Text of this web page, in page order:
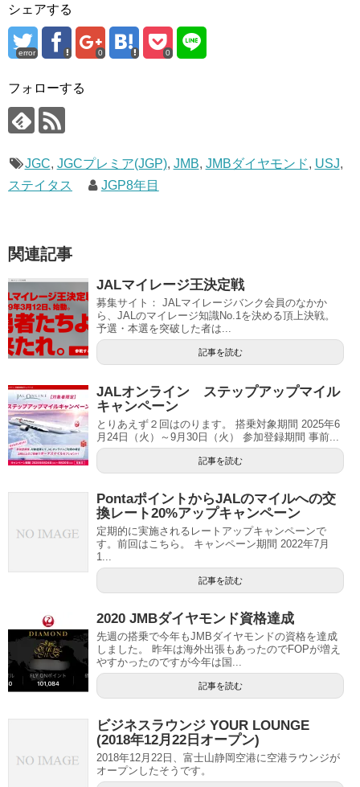
シェアする
error 0 0
フォローする
JGC, JGCプレミア(JGP), JMB, JMBダイヤモンド, USJ,
ステイタス
JGP8年目
関連記事
JALマイレージ王決定戦
募集サイト： JALマイレージバンク会員のなかか
ら、JALのマイレージ知識No.1を決める頂上決戦。
予選・本選を突破した者は...
記事を読む
JALオンライン ステップアップマイル
キャンペーン
とりあえず２回はのります。 搭乗対象期間 2025年6
月24日（火）～9月30日（火） 参加登録期間 事前...
記事を読む
PontaポイントからJALのマイルへの交
換レート20%アップキャンペーン
定期的に実施されるレートアップキャンペーンで
す。前回はこちら。 キャンペーン期間 2022年7月
1...
記事を読む
2020 JMBダイヤモンド資格達成
先週の搭乗で今年もJMBダイヤモンドの資格を達成
しました。 昨年は海外出張もあったのでFOPが増え
やすかったのですが今年は国...
記事を読む
ビジネスラウンジ YOUR LOUNGE
(2018年12月22日オープン)
2018年12月22日、富士山静岡空港に空港ラウンジが
オープンしたそうです。